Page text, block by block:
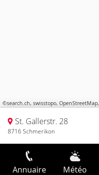
©search.ch, swisstopo, OpenStreetMap,
St. Gallerstr. 28
8716 Schmerikon
Annuaire Météo